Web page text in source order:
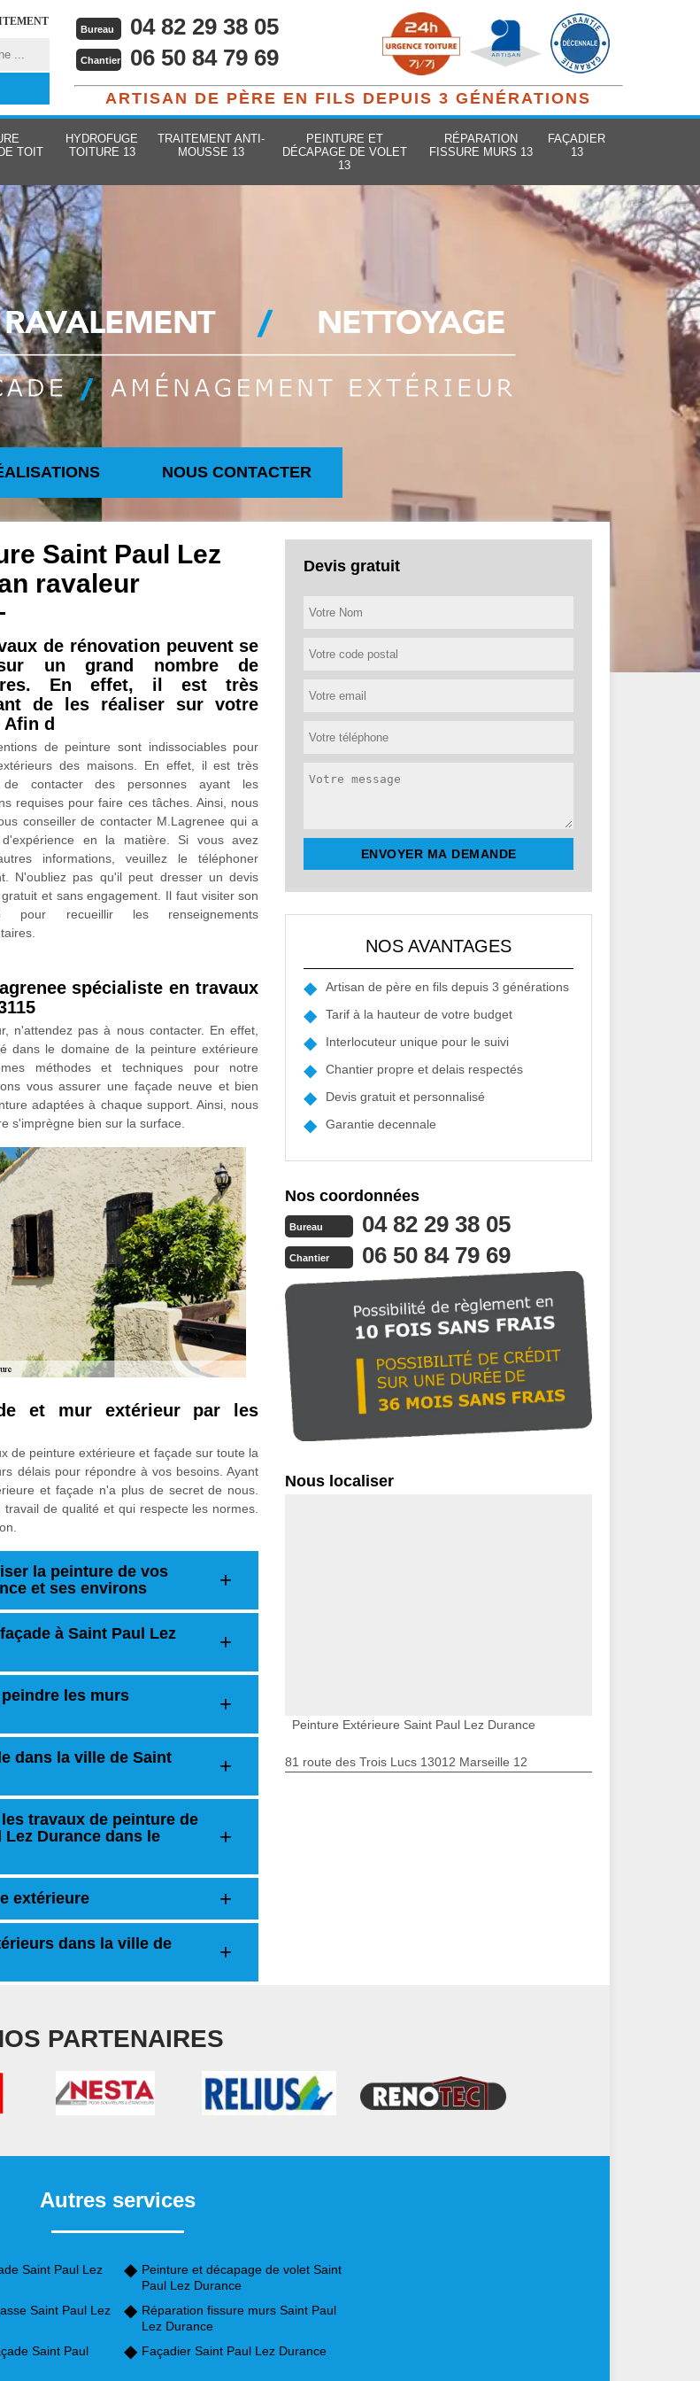
Bureau 04 82 29 38 05
Chantier 06 50 84 79 69
ARTISAN DE PÈRE EN FILS DEPUIS 3 GÉNÉRATIONS
TOIT
HYDROFUGE
TOITURE 13
TRAITEMENT ANTI-
MOUSSE 13
PEINTURE ET
DÉCAPAGE DE VOLET
13
RÉPARATION
FISSURE MURS 13
FAÇADIER
13
NOUS CONTACTER
Saint Paul Lez
ravaleur
de rénovation peuvent se
un grand nombre de
En effet, il est très
de les réaliser sur votre
Afin d
de peinture sont indissociables pour
des maisons. En effet, il est très
de contacter des personnes ayant les
requises pour faire ces tâches. Ainsi, nous
conseiller de contacter M.Lagrenee qui a
d'expérience en la matière. Si vous avez
informations, veuillez le téléphoner
N'oubliez pas qu'il peut dresser un devis
et sans engagement. Il faut visiter son
pour recueillir les renseignements
spécialiste en travaux
n'attendez pas à nous contacter. En effet,
dans le domaine de la peinture extérieure
méthodes et techniques pour notre
vous assurer une façade neuve et bien
adaptées à chaque support. Ainsi, nous
s'imprègne bien sur la surface.
et mur extérieur par les
de peinture extérieure et façade sur toute la
délais pour répondre à vos besoins. Ayant
et façade n'a plus de secret de nous.
de qualité et qui respecte les normes.
la peinture de vos
et ses environs
à Saint Paul Lez
les murs
dans la ville de Saint
travaux de peinture de
Durance dans le
extérieure
dans la ville de
Devis gratuit
NOS AVANTAGES
Artisan de père en fils depuis 3 générations
Tarif à la hauteur de votre budget
Interlocuteur unique pour le suivi
Chantier propre et delais respectés
Devis gratuit et personnalisé
Garantie decennale
Nos coordonnées
Bureau 04 82 29 38 05
Chantier 06 50 84 79 69
Nous localiser
Peinture Extérieure Saint Paul Lez Durance
81 route des Trois Lucs 13012 Marseille 12
PARTENAIRES
Autres services
Saint Paul Lez
Saint Paul Lez
Saint Paul
Peinture et décapage de volet Saint
Paul Lez Durance
Réparation fissure murs Saint Paul
Lez Durance
Façadier Saint Paul Lez Durance